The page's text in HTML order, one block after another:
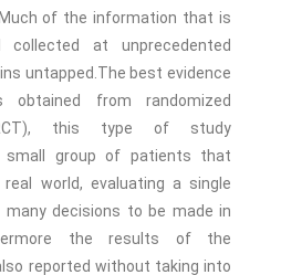
of the information that is
collected at unprecedented
untapped.The best evidence
from randomized
this type of study
small group of patients that
world, evaluating a single
decisions to be made in
the results of the
reported without taking into